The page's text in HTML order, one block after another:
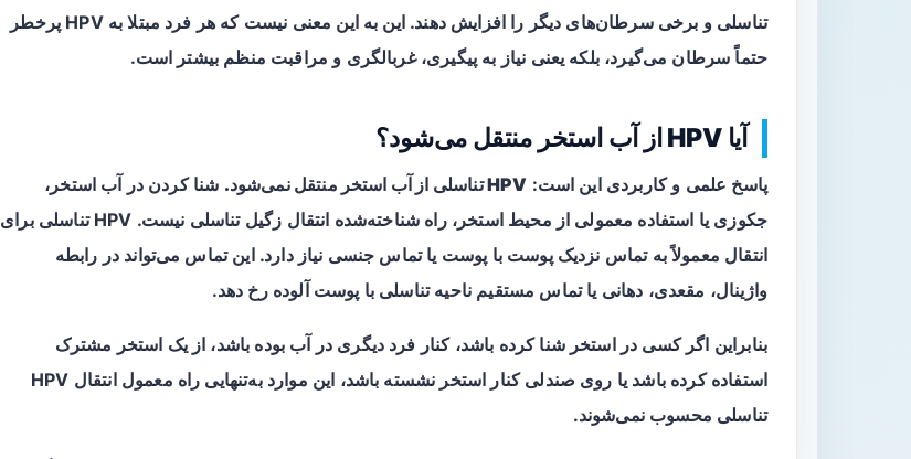
تناسلی و برخی سرطان‌های دیگر را افزایش دهند. این به این معنی نیست که هر فرد مبتلا به HPV پرخطر
حتماً سرطان می‌گیرد، بلکه یعنی نیاز به پیگیری، غربالگری و مراقبت منظم بیشتر است.
آیا HPV از آب استخر منتقل می‌شود؟
پاسخ علمی و کاربردی این است: HPV تناسلی از آب استخر منتقل نمی‌شود.
شنا کردن در آب استخر،
جکوزی یا استفاده معمولی از محیط استخر، راه شناخته‌شده انتقال زگیل تناسلی نیست. HPV تناسلی برای
انتقال معمولاً به تماس نزدیک پوست با پوست یا تماس جنسی نیاز دارد. این تماس می‌تواند در رابطه
واژینال، مقعدی، دهانی یا تماس مستقیم ناحیه تناسلی با پوست آلوده رخ دهد.
بنابراین اگر کسی در استخر شنا کرده باشد، کنار فرد دیگری در آب بوده باشد، از یک استخر مشترک
استفاده کرده باشد یا روی صندلی کنار استخر نشسته باشد، این موارد به‌تنهایی راه معمول انتقال HPV
تناسلی محسوب نمی‌شوند.